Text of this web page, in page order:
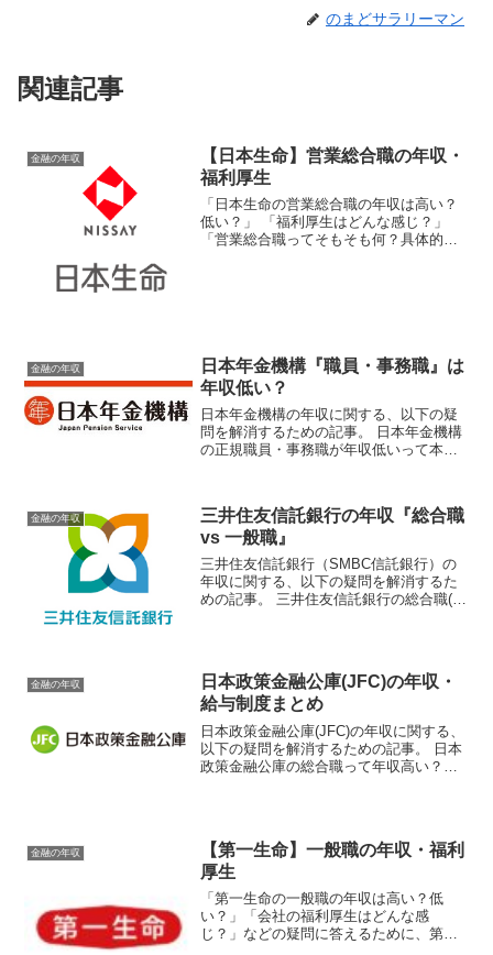
のまどサラリーマン
関連記事
金融の年収
【日本生命】営業総合職の年収・
福利厚生
「日本生命の営業総合職の年収は高い？
低い？」 「福利厚生はどんな感じ？」
「営業総合職ってそもそも何？具体的に
金融の年収
日本年金機構『職員・事務職』は
年収低い？
日本年金機構の年収に関する、以下の疑
問を解消するための記事。 日本年金機構
の正規職員・事務職が年収低いって本
収は？ 日本年金機構の福利厚生は？それ
では正規職員...
金融の年収
三井住友信託銀行の年収『総合職
vs 一般職』
三井住友信託銀行（SMBC信託銀行）の
年収に関する、以下の疑問を解消するた
めの記事。 三井住友信託銀行の総合職(G
の総合職...
金融の年収
日本政策金融公庫(JFC)の年収・
給与制度まとめ
日本政策金融公庫(JFC)の年収に関する、
以下の疑問を解消するための記事。 日本
政策金融公庫の総合職って年収高い？低
金融の年収
【第一生命】一般職の年収・福利
厚生
「第一生命の一般職の年収は高い？低
い？」「会社の福利厚生はどんな感
じ？」などの疑問に答えるために、第一